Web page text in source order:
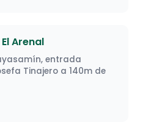
Arenal
entrada
Tinajero a 140m de